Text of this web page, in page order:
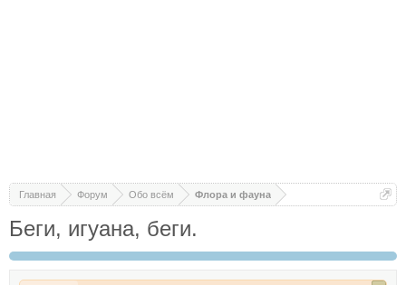
Главная Форум Обо всём Флора и фауна
Беги, игуана, беги.